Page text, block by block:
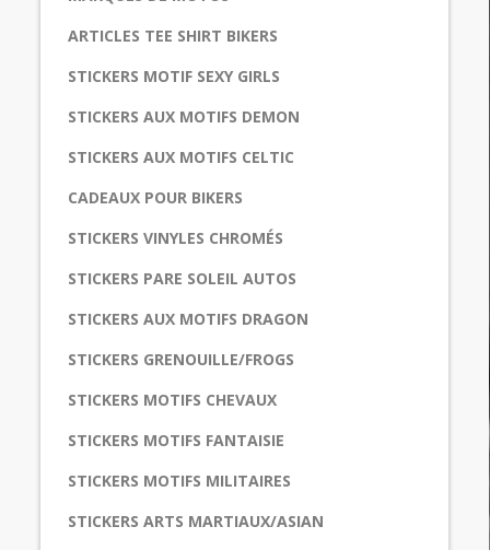
ARTICLES TEE SHIRT BIKERS
STICKERS MOTIF SEXY GIRLS
STICKERS AUX MOTIFS DEMON
STICKERS AUX MOTIFS CELTIC
CADEAUX POUR BIKERS
STICKERS VINYLES CHROMÉS
STICKERS PARE SOLEIL AUTOS
STICKERS AUX MOTIFS DRAGON
STICKERS GRENOUILLE/FROGS
STICKERS MOTIFS CHEVAUX
STICKERS MOTIFS FANTAISIE
STICKERS MOTIFS MILITAIRES
STICKERS ARTS MARTIAUX/ASIAN